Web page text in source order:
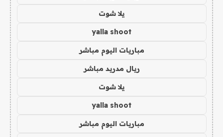
يلا شوت
yalla shoot
مباريات اليوم مباشر
ريال مدريد مباشر
يلا شوت
yalla shoot
مباريات اليوم مباشر